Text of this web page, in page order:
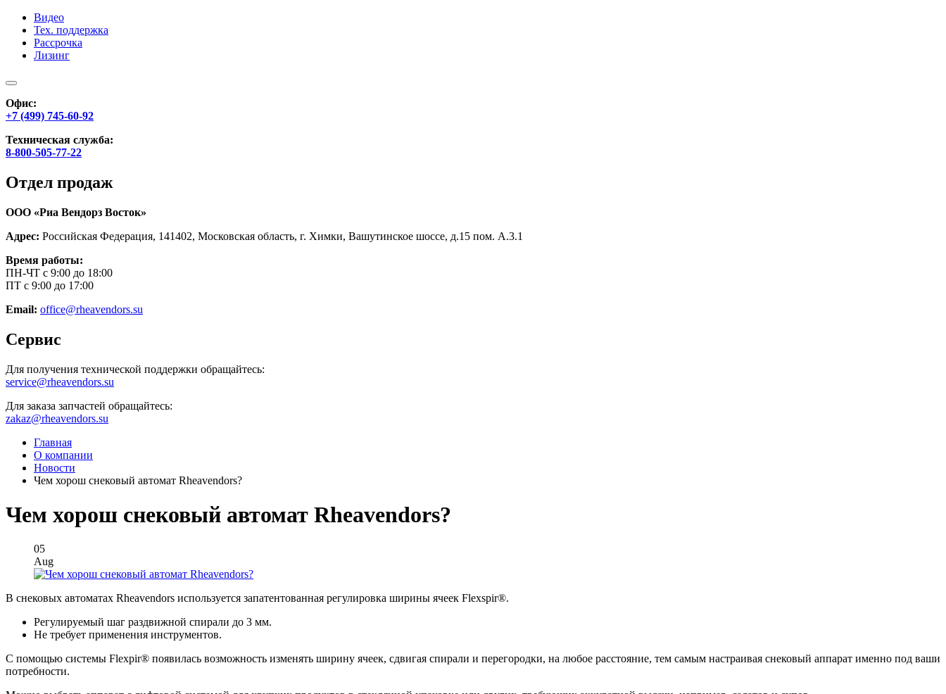
Видео
Тех. поддержка
Рассрочка
Лизинг
Офис:
+7 (499) 745-60-92
Техническая служба:
8-800-505-77-22
Отдел продаж
ООО «Риа Вендорз Восток»
Адрес: Российская Федерация, 141402, Московская область, г. Химки, Вашутинское шоссе, д.15 пом. А.3.1
Время работы:
ПН-ЧТ с 9:00 до 18:00
ПТ с 9:00 до 17:00
Email: office@rheavendors.su
Сервис
Для получения технической поддержки обращайтесь:
service@rheavendors.su
Для заказа запчастей обращайтесь:
zakaz@rheavendors.su
Главная
О компании
Новости
Чем хорош снековый автомат Rheavendors?
Чем хорош снековый автомат Rheavendors?
05
Aug
В снековых автоматах Rheavendors используется запатентованная регулировка ширины ячеек Flexspir®.
Регулируемый шаг раздвижной спирали до 3 мм.
Не требует применения инструментов.
С помощью системы Flexpir® появилась возможность изменять ширину ячеек, сдвигая спирали и перегородки, на любое расстояние, тем самым настраивая снековый аппарат именно под ваши
потребности.